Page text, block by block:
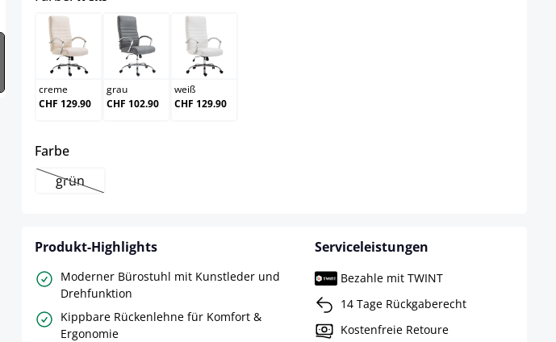
creme
creme
CHF 129.90
grau
grau
CHF 102.90
weiß
weiß
CHF 129.90
Farbeauswählen
grün(Diese Option ist zurzeit nicht verfügbar.)
Produkt-Highlights
Moderner Bürostuhl mit Kunstleder und
Drehfunktion
Kippbare Rückenlehne für Komfort &
Ergonomie
Serviceleistungen
Bezahle mit TWINT
14 Tage Rückgaberecht
Kostenfreie Retoure